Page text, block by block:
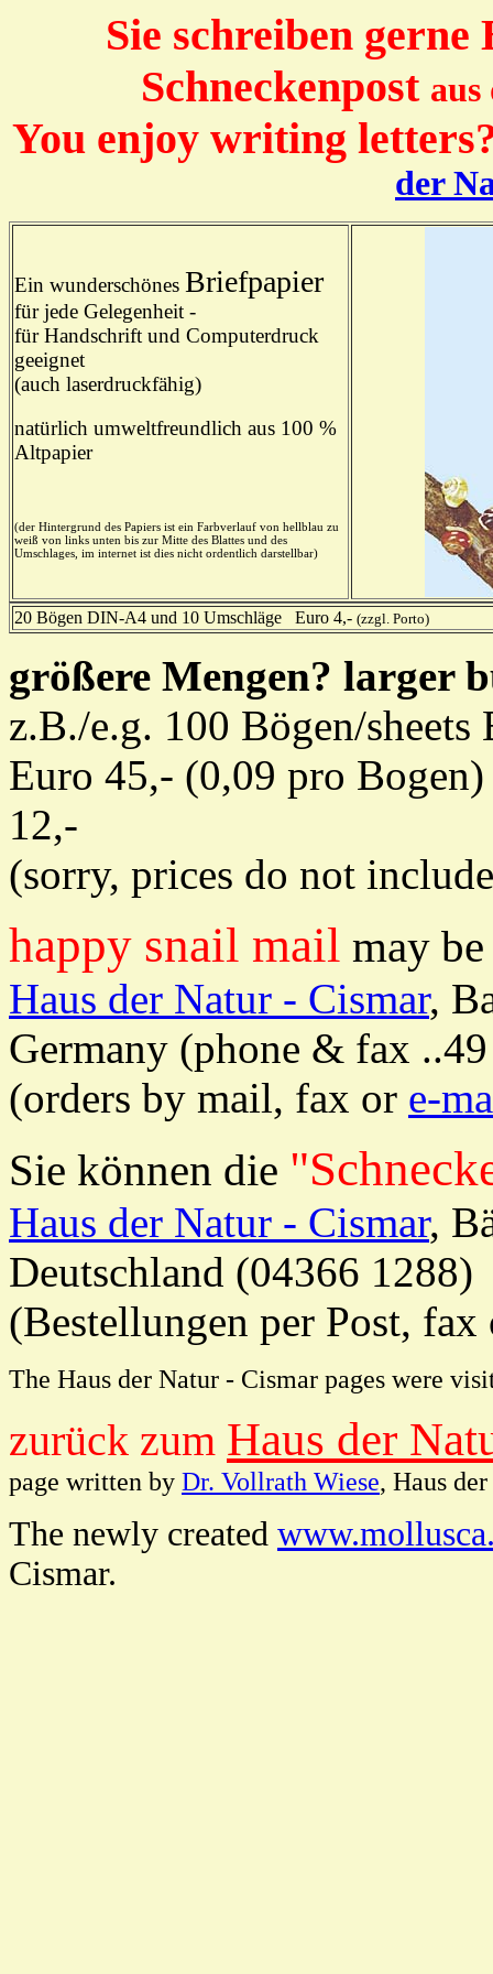
Sie schreiben gerne
Schneckenpost
You enjoy writing
der
Ein wunderschönes Briefpapier
für jede Gelegenheit -
für Handschrift und Computerdruck
geeignet
(auch laserdruckfähig)
natürlich umweltfreundlich aus 100 %
Altpapier
(der Hintergrund des Papiers ist ein Farbverlauf von hellblau zu
weiß von links unten bis zur Mitte des Blattes und des
Umschlages, im internet ist dies nicht ordentlich darstellbar)
20 Bögen DIN-A4 und 10 Umschläge Euro 4,- (zzgl. Porto)
größere Mengen? larger
z.B./e.g. 100 Bögen/
Euro 45,- (0,09 pro Bogen)
12,-
(sorry, prices do not
happy snail mail may
Haus der Natur - Cismar,
Germany (phone & fax
(orders by mail, fax or e-
Sie können die
Haus der Natur - Cismar,
Deutschland (04366 1288)
(Bestellungen per Post,
The Haus der Natur - Cismar pages were
zurück zum Haus der
page written by Dr. Vollrath Wiese, Haus
The newly created
Cismar.